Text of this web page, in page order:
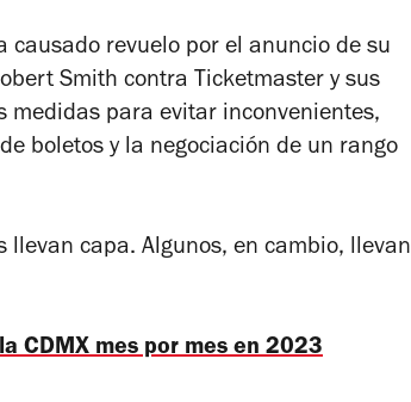
causado revuelo por el anuncio de su
Smith contra Ticketmaster y sus
medidas para evitar inconvenientes,
boletos y la negociación de un rango
llevan capa. Algunos, en cambio, llevan
CDMX mes por mes en 2023